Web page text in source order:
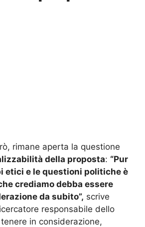
rimane aperta la questione
della proposta: “Pur
etici e le questioni politiche è
crediamo debba essere
da subito”, scrive
responsabile dello
in considerazione,